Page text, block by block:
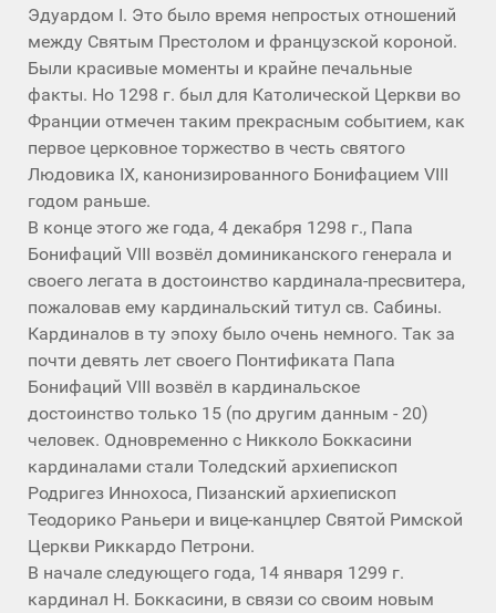
Эдуардом I. Это было время непростых отношений
между Святым Престолом и французской короной.
Были красивые моменты и крайне печальные
факты. Но 1298 г. был для Католической Церкви во
Франции отмечен таким прекрасным событием, как
первое церковное торжество в честь святого
Людовика IX, канонизированного Бонифацием VIII
годом раньше.
В конце этого же года, 4 декабря 1298 г., Папа
Бонифаций VIII возвёл доминиканского генерала и
своего легата в достоинство кардинала-пресвитера,
пожаловав ему кардинальский титул св. Сабины.
Кардиналов в ту эпоху было очень немного. Так за
почти девять лет своего Понтификата Папа
Бонифаций VIII возвёл в кардинальское
достоинство только 15 (по другим данным - 20)
человек. Одновременно с Никколо Боккасини
кардиналами стали Толедский архиепископ
Родригез Иннохоса, Пизанский архиепископ
Теодорико Раньери и вице-канцлер Святой Римской
Церкви Риккардо Петрони.
В начале следующего года, 14 января 1299 г.
кардинал Н. Боккасини, в связи со своим новым